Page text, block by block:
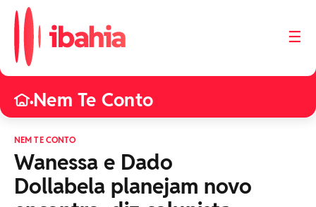
☰
•Nem Te Conto
NEM TE CONTO
Wanessa e Dado
Dollabela planejam novo